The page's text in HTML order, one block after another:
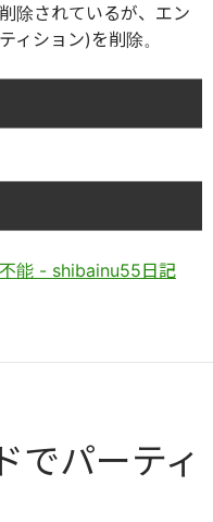
除されているが、エン
ィション)を削除。
能 - shibainu55日記
でパーティ